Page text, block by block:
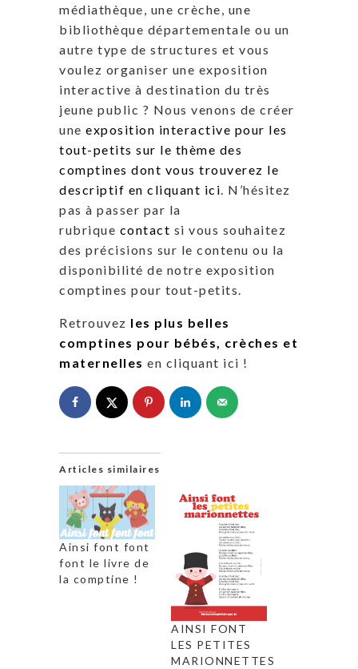
médiathèque, une crèche, une
bibliothèque départementale ou un
autre type de structures et vous
voulez organiser une exposition
interactive à destination du très
jeune public ? Nous venons de créer
une exposition interactive pour les
tout-petits sur le thème des
comptines dont vous trouverez le
descriptif en cliquant ici . N’hésitez
pas à passer par la
rubrique contact si vous souhaitez
des précisions sur le contenu ou la
disponibilité de notre exposition
comptines pour tout-petits.
Retrouvez les plus belles
comptines pour bébés, crèches et
maternelles en cliquant ici !
Articles similaires
Ainsi font font
font le livre de
la comptine !
AINSI FONT
LES PETITES
MARIONNETTES